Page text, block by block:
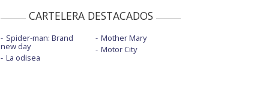
CARTELERA DESTACADOS
Spider-man: Brand
new day
La odisea
Mother Mary
Motor City